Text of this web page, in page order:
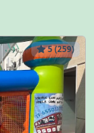
5 (259)